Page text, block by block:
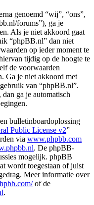
genoemd “wij”, “ons”,
forums”), ga je
Als je niet akkoord gaat
“phpBB.nl” dan niet
op ieder moment te
tijdig op de hoogte te
de voorwaarden
Ga je niet akkoord met
van “phpBB.nl”.
ga je automatisch
bulletinboardoplossing
Public License v2”
via www.phpbb.com
. De phpBB-
mogelijk. phpBB
wordt toegestaan of juist
Meer informatie over
of de
.